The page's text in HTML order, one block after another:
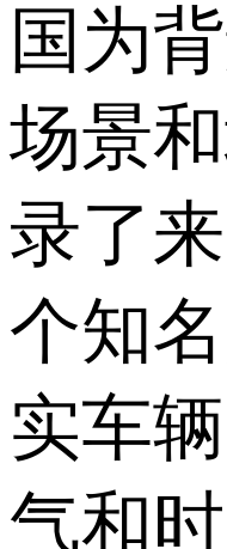
国为
场景
录了
个知
实车
气和